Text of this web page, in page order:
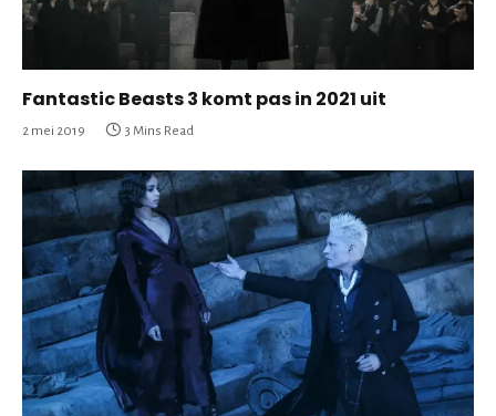
Fantastic Beasts 3 komt pas in 2021 uit
2 mei 2019 3 Mins Read